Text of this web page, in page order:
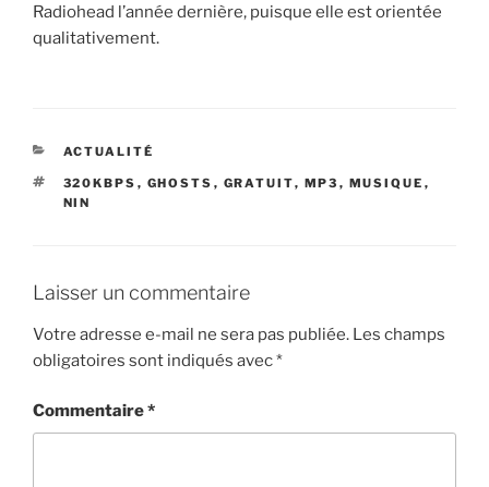
Radiohead l’année dernière, puisque elle est orientée
qualitativement.
CATÉGORIES
ACTUALITÉ
ÉTIQUETTES
320KBPS , GHOSTS , GRATUIT, MP3 , MUSIQUE ,
NIN
Laisser un commentaire
Votre adresse e-mail ne sera pas publiée. Les champs
obligatoires sont indiqués avec*
Commentaire*